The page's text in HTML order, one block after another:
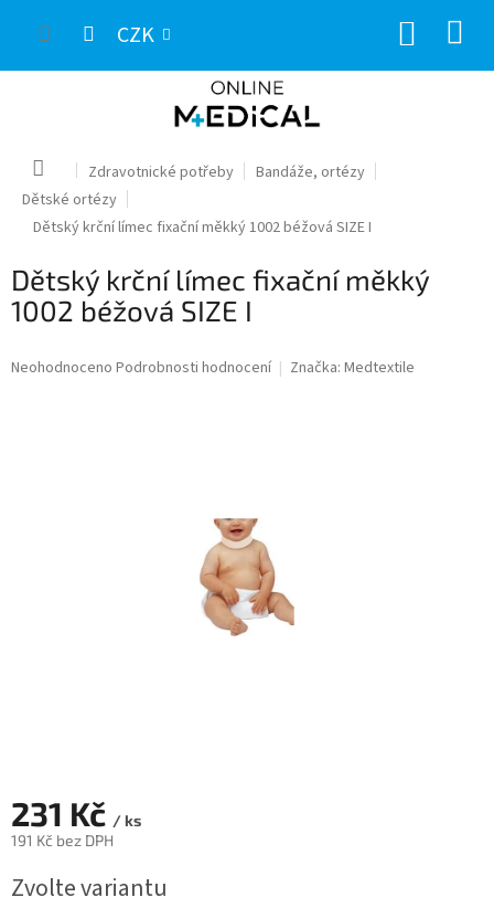
CZK
Domů Zdravotnické potřeby
Bandáže, ortézy
Dětské ortézy
Dětský krční límec fixační měkký 1002 béžová SIZE I
Dětský krční límec fixační měkký
1002 béžová SIZE I
Průměrné
Neohodnoceno Podrobnosti hodnocení Značka: Medtextile
231 Kč / ks
191 Kč bez DPH
cena:
Zvolte variantu